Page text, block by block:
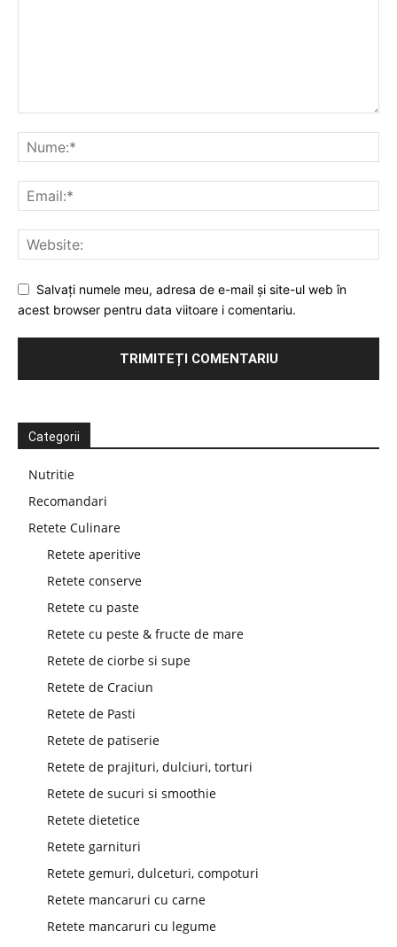
Salvați numele meu, adresa de e-mail și site-ul web în
acest browser pentru data viitoare i comentariu.
Categorii
Nutritie
Recomandari
Retete Culinare
Retete aperitive
Retete conserve
Retete cu paste
Retete cu peste & fructe de mare
Retete de ciorbe si supe
Retete de Craciun
Retete de Pasti
Retete de patiserie
Retete de prajituri, dulciuri, torturi
Retete de sucuri si smoothie
Retete dietetice
Retete garnituri
Retete gemuri, dulceturi, compoturi
Retete mancaruri cu carne
Retete mancaruri cu legume